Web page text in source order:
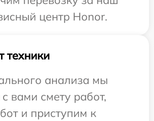
центр Honor.
техники
анализа мы
вами смету работ,
и приступим к